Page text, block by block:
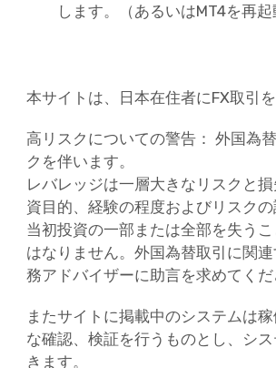
します。（あるいはMT4を再起
本サイトは、日本在住者にFX取引
高リスクについての警告： 外国為
クを伴います。
レバレッジは一層大きなリスクと
資目的、経験の程度およびリスク
当初投資の一部または全部を失う
はなりません。外国為替取引に関
務アドバイザーに助言を求めてくだ
またサイトに掲載中のシステムは
な確認、検証を行うものとし、シ
きます。